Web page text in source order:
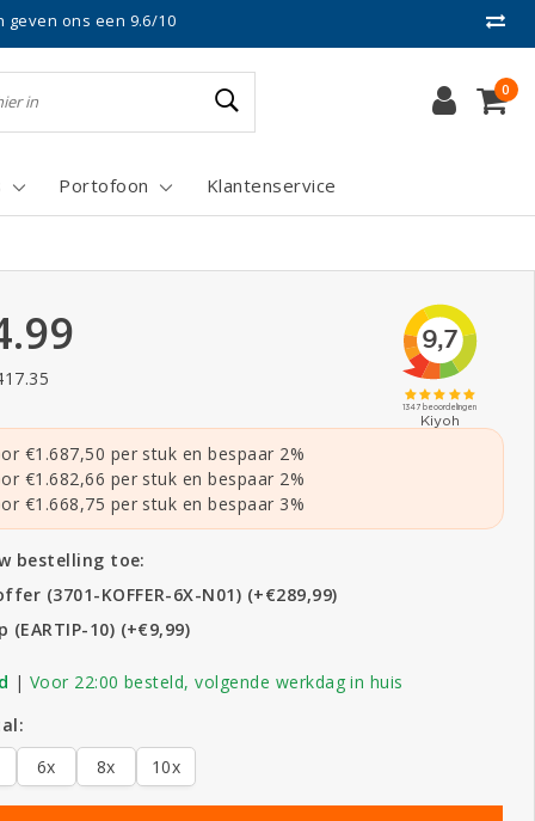
geven ons een 9.6/10
0
Portofoon Klantenservice
€1.687,50 per stuk en bespaar 2%
€1.682,66 per stuk en bespaar 2%
€1.668,75 per stuk en bespaar 3%
bestelling toe:
(3701-KOFFER-6X-N01) (+€289,99)
(EARTIP-10) (+€9,99)
| Voor 22:00 besteld, volgende werkdag in huis
6x 8x 10x